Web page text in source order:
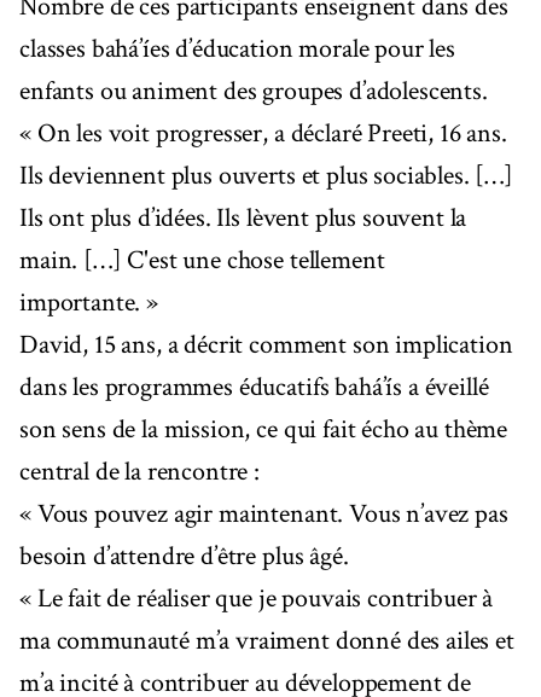
classes bahá’íes d’éducation morale pour les
enfants ou animent des groupes d’adolescents.
« On les voit progresser, a déclaré Preeti, 16 ans.
Ils deviennent plus ouverts et plus sociables. […]
Ils ont plus d’idées. Ils lèvent plus souvent la
main. […] C'est une chose tellement
importante. »
David, 15 ans, a décrit comment son implication
dans les programmes éducatifs bahá’ís a éveillé
son sens de la mission, ce qui fait écho au thème
central de la rencontre :
« Vous pouvez agir maintenant. Vous n’avez pas
besoin d’attendre d’être plus âgé.
« Le fait de réaliser que je pouvais contribuer à
ma communauté m’a vraiment donné des ailes et
m’a incité à contribuer au développement de